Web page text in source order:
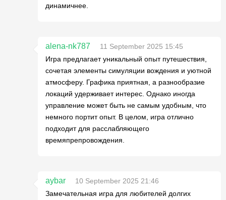
динамичнее.
alena-nk787
11 September 2025 15:45
Игра предлагает уникальный опыт путешествия,
сочетая элементы симуляции вождения и уютной
атмосферу. Графика приятная, а разнообразие
локаций удерживает интерес. Однако иногда
управление может быть не самым удобным, что
немного портит опыт. В целом, игра отлично
подходит для расслабляющего
времяпрепровождения.
aybar
10 September 2025 21:46
Замечательная игра для любителей долгих